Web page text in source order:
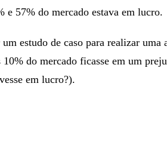
e 57% do mercado estava em lucro.
estudo de caso para realizar uma
do mercado ficasse em um
em lucro?).